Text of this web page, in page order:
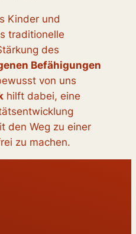
Kinder und
traditionelle
des
Befähigungen
von uns
hilft dabei, eine
den Weg zu einer
zu machen.